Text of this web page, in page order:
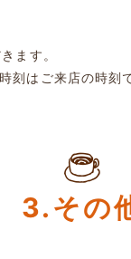
ます。
刻はご来店の時
3.その